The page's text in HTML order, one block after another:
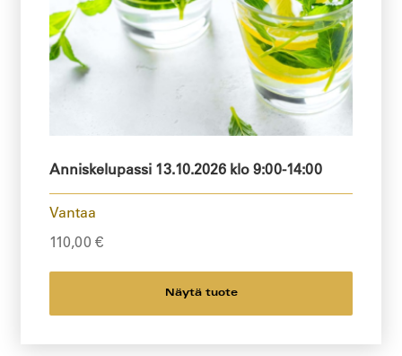
Anniskelupassi 13.10.2026 klo 9:00-14:00
Vantaa
110,00 €
Näytä tuote